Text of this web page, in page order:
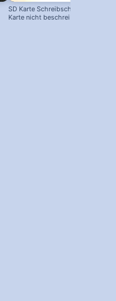
SD Karte Schreibschutz austricksen:
Karte nicht beschreibbar?